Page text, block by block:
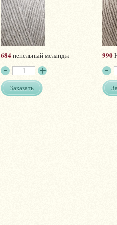
684пепельный меландж
Заказать
990